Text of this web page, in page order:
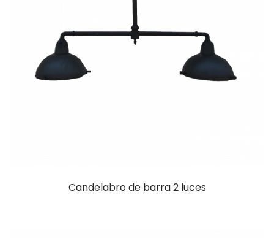
Candelabro de barra 2 luces